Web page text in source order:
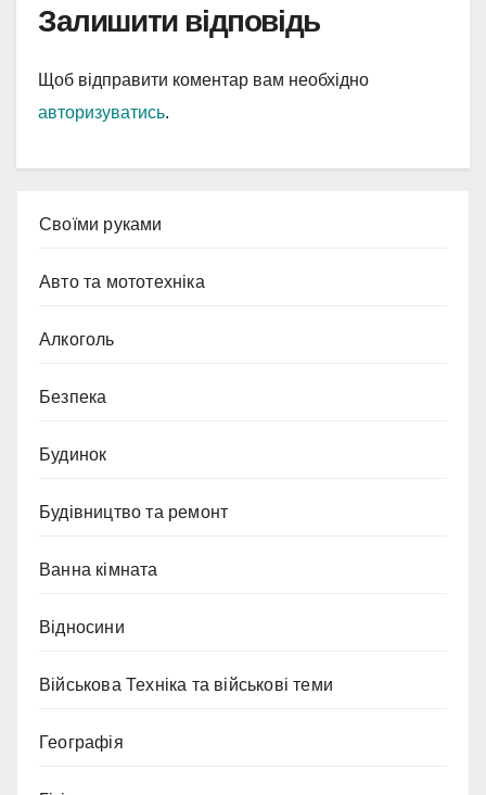
Залишити відповідь
Щоб відправити коментар вам необхідно
авторизуватись.
Cвоїми руками
Авто та мототехніка
Алкоголь
Безпека
Будинок
Будівництво та ремонт
Ванна кімната
Відносини
Військова Техніка та військові теми
Географія